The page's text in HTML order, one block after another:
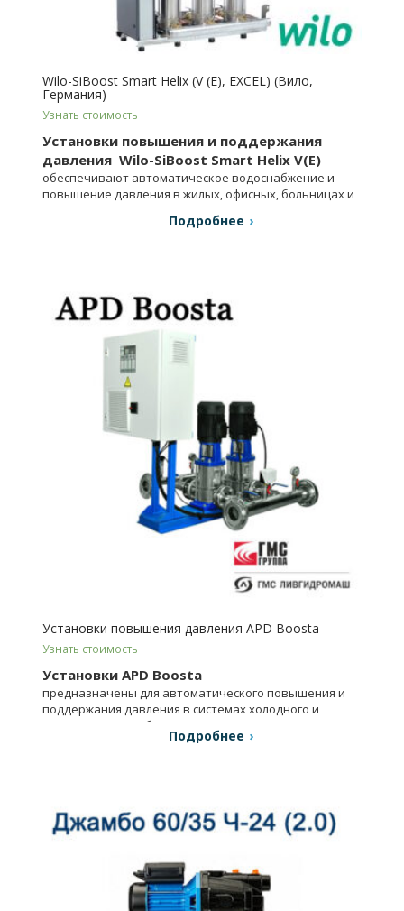
Wilo-SiBoost Smart Helix (V (E), EXCEL) (Вило,
Германия)
Узнать стоимость
Установки повышения и поддержания
давления Wilo-SiBoost Smart Helix V(E)
обеспечивают автоматическое водоснабжение и
повышение давления в жилых, офисных, больницах и
Подробнее
Установки повышения давления APD Boosta
Узнать стоимость
Установки APD Boosta
предназначены для автоматического повышения и
поддержания давления в системах холодного и
горячего водоснабжения, отопления и др.
Подробнее